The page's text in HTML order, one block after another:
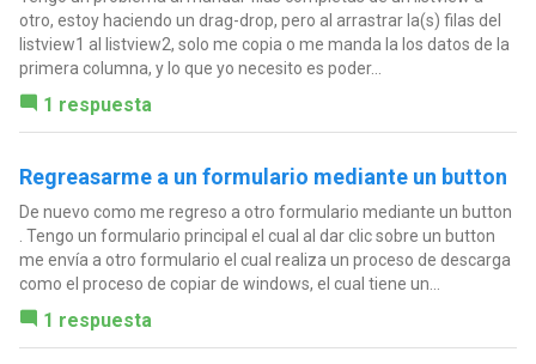
otro, estoy haciendo un drag-drop, pero al arrastrar la(s) filas del
listview1 al listview2, solo me copia o me manda la los datos de la
primera columna, y lo que yo necesito es poder...
1 respuesta
Regreasarme a un formulario mediante un button
De nuevo como me regreso a otro formulario mediante un button
. Tengo un formulario principal el cual al dar clic sobre un button
me envía a otro formulario el cual realiza un proceso de descarga
como el proceso de copiar de windows, el cual tiene un...
1 respuesta